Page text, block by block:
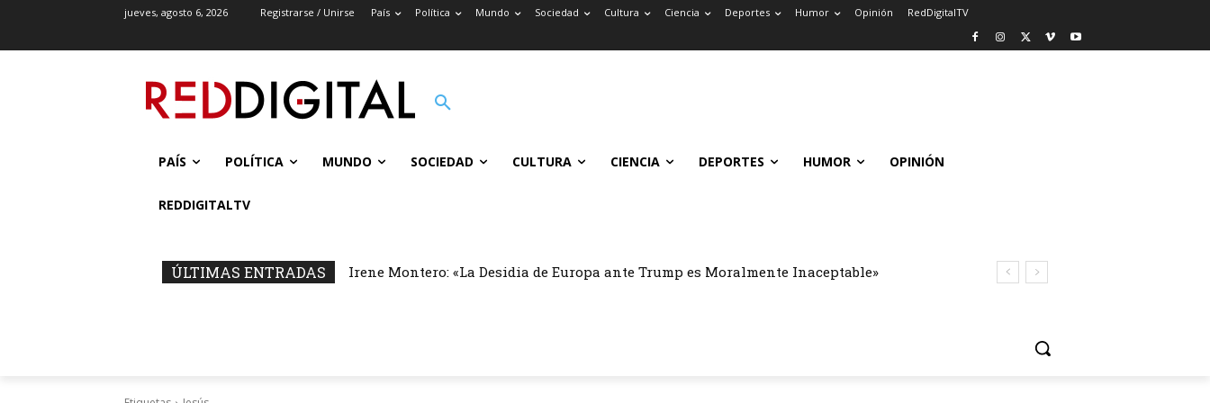
jueves, agosto 6, 2026 Registrarse / Unirse País Política Mundo Sociedad Cultura Ciencia Deportes Humor Opinión RedDigitalTV
PAÍS POLÍTICA MUNDO SOCIEDAD CULTURA CIENCIA DEPORTES HUMOR OPINIÓN
REDDIGITALTV
ÚLTIMAS ENTRADAS Irene Montero: «La Desidia de Europa ante Trump es Moralmente Inaceptable»